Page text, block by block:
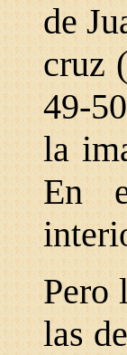
de
cruz
49-
la
En
Pero
las